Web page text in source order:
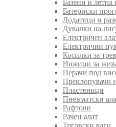
Базени и летна
Батериски
Додатоци и
Дувалки на
Електричен
Електрични
Косилки за
Ножици за
Перачи под
Преклопувачи
Пластеници
Пневматски
Рафтови
Рачен алат